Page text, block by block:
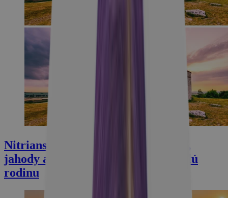
Nitriansky kraj: legendárny Tribeč,
jahody a termálne kúpaliská pre celú
rodinu